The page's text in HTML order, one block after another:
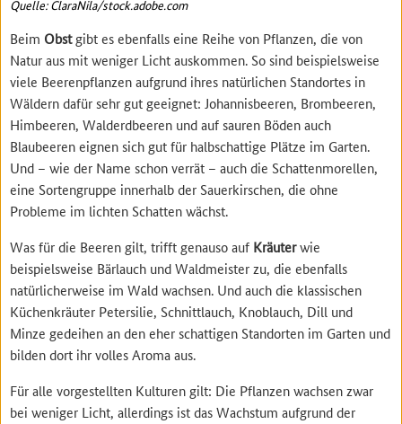
Quelle: ClaraNila/stock.adobe.com
Beim Obstgibt es ebenfalls eine Reihe von Pflanzen, die von
Natur aus mit weniger Licht auskommen. So sind beispielsweise
viele Beerenpflanzen aufgrund ihres natürlichen Standortes in
Wäldern dafür sehr gut geeignet: Johannisbeeren, Brombeeren,
Himbeeren, Walderdbeeren und auf sauren Böden auch
Blaubeeren eignen sich gut für halbschattige Plätze im Garten.
Und – wie der Name schon verrät – auch die Schattenmorellen,
eine Sortengruppe innerhalb der Sauerkirschen, die ohne
Probleme im lichten Schatten wächst.
Was für die Beeren gilt, trifft genauso auf Kräuterwie
beispielsweise Bärlauch und Waldmeister zu, die ebenfalls
natürlicherweise im Wald wachsen. Und auch die klassischen
Küchenkräuter Petersilie, Schnittlauch, Knoblauch, Dill und
Minze gedeihen an den eher schattigen Standorten im Garten und
bilden dort ihr volles Aroma aus.
Für alle vorgestellten Kulturen gilt: Die Pflanzen wachsen zwar
bei weniger Licht, allerdings ist das Wachstum aufgrund der